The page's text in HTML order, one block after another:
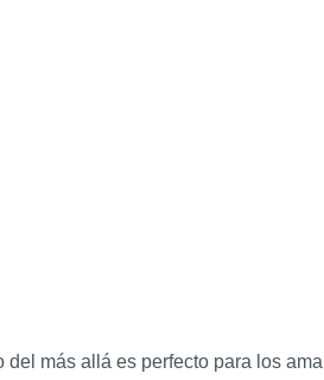
más allá es perfecto para los